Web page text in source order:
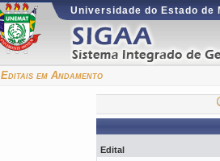
Universidade do Estado de
Editais em Andamento
Edital